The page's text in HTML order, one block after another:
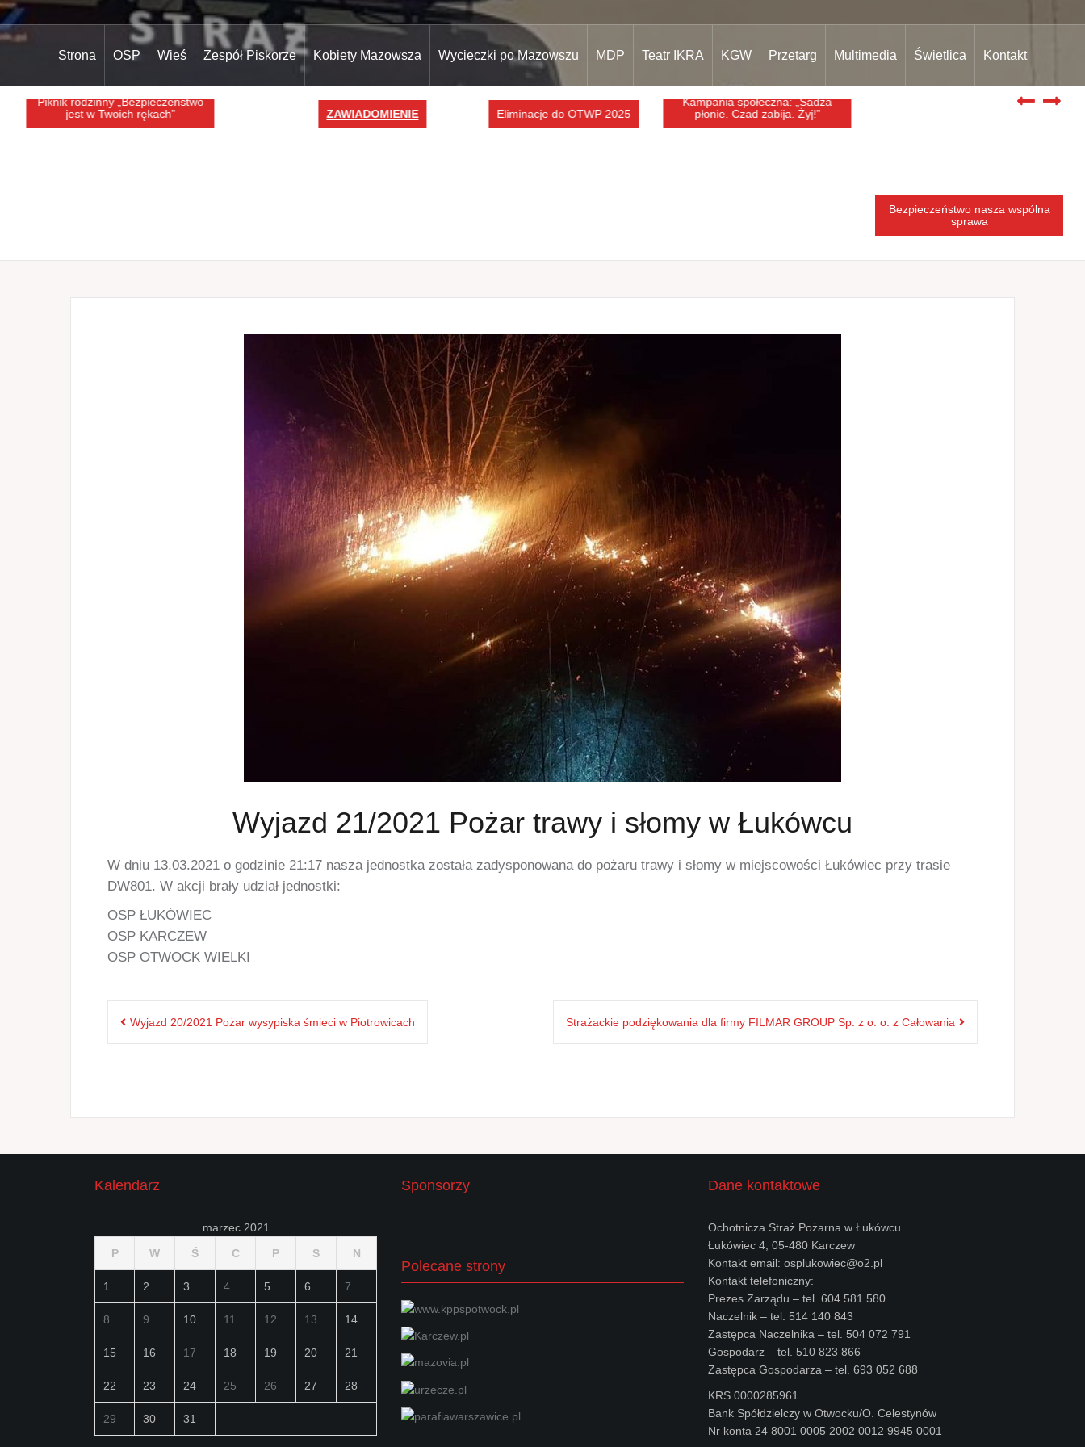
Strona OSP Wieś Zespół Piskorze Kobiety Mazowsza Wycieczki po Mazowszu MDP Teatr IKRA KGW Przetarg Multimedia Świetlica Kontakt
Piknik rodzinny „Bezpieczeństwo
jest w Twoich rękach”
ZAWIADOMIENIE Eliminacje do OTWP 2025
Kampania społeczna: „Sadza
płonie. Czad zabija. Żyj!”
Bezpieczeństwo nasza wspólna
Wyjazd 21/2021 Pożar trawy i słomy w Łukówcu
W dniu 13.03.2021 o godzinie 21:17 nasza jednostka została zadysponowana do pożaru trawy i słomy w miejscowości Łukówiec przy trasie
DW801. W akcji brały udział jednostki:
OSP ŁUKÓWIEC
OSP KARCZEW
OSP OTWOCK WIELKI
Nawigacja
Wyjazd 20/2021 Pożar wysypiska śmieci w Piotrowicach Strażackie podziękowania dla firmy FILMAR GROUP Sp. z o. o. z Całowania
Kalendarz
marzec 2021
P
W Ś C P S N
1 2 3 4 5 6 7
8 9 10 11 12 13 14
15 16 17 18 19 20 21
22 23 24 25 26 27 28
29 30 31
Sponsorzy
Polecane strony
Dane kontaktowe
Ochotnicza Straż Pożarna w Łukówcu
Łukówiec 4, 05-480 Karczew
Kontakt email: osplukowiec@o2.pl
Kontakt telefoniczny:
Prezes Zarządu – tel. 604 581 580
Naczelnik – tel. 514 140 843
Zastępca Naczelnika – tel. 504 072 791
Gospodarz – tel. 510 823 866
Zastępca Gospodarza – tel. 693 052 688
KRS 0000285961
Bank Spółdzielczy w Otwocku/O. Celestynów
Nr konta 24 8001 0005 2002 0012 9945 0001